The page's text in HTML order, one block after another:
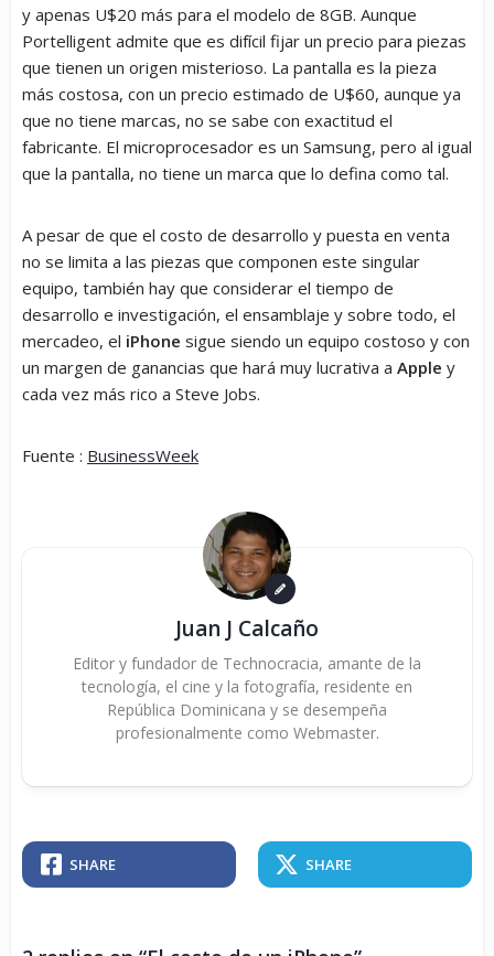
y apenas U$20 más para el modelo de 8GB. Aunque
Portelligent admite que es difícil fijar un precio para piezas
que tienen un origen misterioso. La pantalla es la pieza
más costosa, con un precio estimado de U$60, aunque ya
que no tiene marcas, no se sabe con exactitud el
fabricante. El microprocesador es un Samsung, pero al igual
que la pantalla, no tiene un marca que lo defina como tal.
A pesar de que el costo de desarrollo y puesta en venta
no se limita a las piezas que componen este singular
equipo, también hay que considerar el tiempo de
desarrollo e investigación, el ensamblaje y sobre todo, el
mercadeo, el iPhone sigue siendo un equipo costoso y con
un margen de ganancias que hará muy lucrativa a Apple y
cada vez más rico a Steve Jobs.
Fuente : BusinessWeek
Juan J Calcaño
Editor y fundador de Technocracia, amante de la
tecnología, el cine y la fotografía, residente en
República Dominicana y se desempeña
profesionalmente como Webmaster.
SHARE SHARE